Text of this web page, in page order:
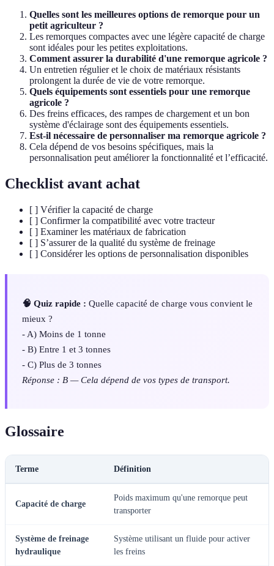
Quelles sont les meilleures options de remorque pour un
petit agriculteur ?
Les remorques compactes avec une légère capacité de charge
sont idéales pour les petites exploitations.
Comment assurer la durabilité d'une remorque agricole ?
Un entretien régulier et le choix de matériaux résistants
prolongent la durée de vie de votre remorque.
Quels équipements sont essentiels pour une remorque
agricole ?
Des freins efficaces, des rampes de chargement et un bon
système d'éclairage sont des équipements essentiels.
Est-il nécessaire de personnaliser ma remorque agricole ?
Cela dépend de vos besoins spécifiques, mais la
personnalisation peut améliorer la fonctionnalité et l’efficacité.
Checklist avant achat
[ ] Vérifier la capacité de charge
[ ] Confirmer la compatibilité avec votre tracteur
[ ] Examiner les matériaux de fabrication
[ ] S’assurer de la qualité du système de freinage
[ ] Considérer les options de personnalisation disponibles
🧠 Quiz rapide : Quelle capacité de charge vous convient le
mieux ?
- A) Moins de 1 tonne
- B) Entre 1 et 3 tonnes
- C) Plus de 3 tonnes
Réponse : B — Cela dépend de vos types de transport.
Glossaire
Terme Définition
Capacité de charge
Poids maximum qu'une remorque peut
transporter
Système de freinage
hydraulique
Système utilisant un fluide pour activer
les freins